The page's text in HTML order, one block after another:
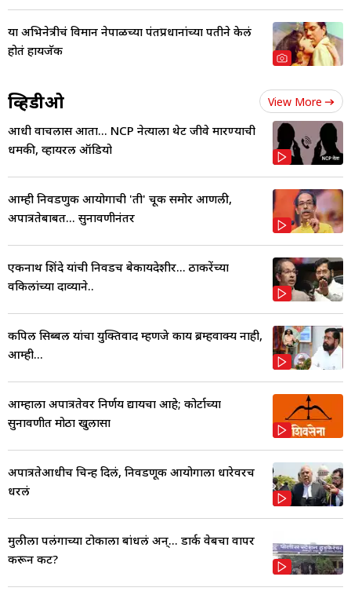
या अभिनेत्रीचं विमान नेपाळच्या पंतप्रधानांच्या पतीने केलं
होतं हायजॅक
व्हिडीओ View More
आधी वाचलास आता... NCP नेत्याला थेट जीवे मारण्याची
धमकी, व्हायरल ऑडियो
आम्ही निवडणुक आयोगाची 'ती' चूक समोर आणली,
अपात्रतेबाबत... सुनावणीनंतर
एकनाथ शिंदे यांची निवडच बेकायदेशीर... ठाकरेंच्या
वकिलांच्या दाव्याने..
कपिल सिब्बल यांचा युक्तिवाद म्हणजे काय ब्रम्हवाक्य नाही,
आम्ही...
आम्हाला अपात्रतेवर निर्णय द्यायचा आहे; कोर्टाच्या
सुनावणीत मोठा खुलासा
अपात्रतेआधीच चिन्ह दिलं, निवडणूक आयोगाला धारेवरच
धरलं
मुलीला पलंगाच्या टोकाला बांधलं अन्... डार्क वेबचा वापर
करून कट?